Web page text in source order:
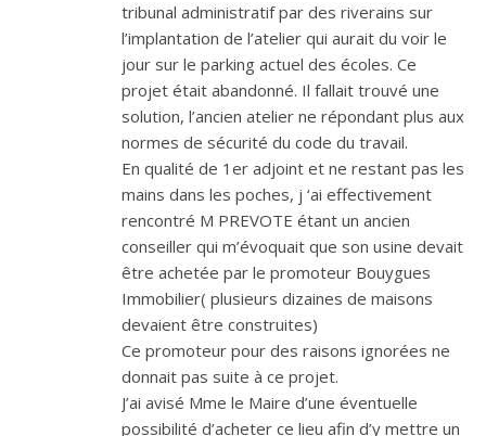
tribunal administratif par des riverains sur
l’implantation de l’atelier qui aurait du voir le
jour sur le parking actuel des écoles. Ce
projet était abandonné. Il fallait trouvé une
solution, l’ancien atelier ne répondant plus aux
normes de sécurité du code du travail.
En qualité de 1er adjoint et ne restant pas les
mains dans les poches, j ‘ai effectivement
rencontré M PREVOTE étant un ancien
conseiller qui m’évoquait que son usine devait
être achetée par le promoteur Bouygues
Immobilier( plusieurs dizaines de maisons
devaient être construites)
Ce promoteur pour des raisons ignorées ne
donnait pas suite à ce projet.
J’ai avisé Mme le Maire d’une éventuelle
possibilité d’acheter ce lieu afin d’y mettre un